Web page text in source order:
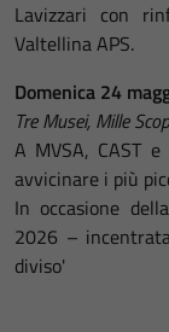
Lavizzari con
Valtellina APS.
Domenica 24
Tre Musei, Mille
A MVSA, CAST
avvicinare i più
In occasione
2026 –
diviso'